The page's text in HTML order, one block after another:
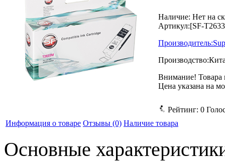
Наличие: Нет на
Артикул:[SF-
Производитель:
Производство:
Внимание! Товара
Цена указана на
Рейтинг: 0
Информация о товаре Отзывы (0) Наличие товара
Основные